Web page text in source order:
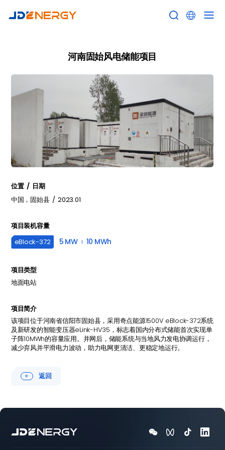
 
 返回
河南固始风电储能项目
位置 / 日期
中国，固始县 / 2023.01
项目装机容量
eBlock-372 5 MW 10 MWh
项目类型
地面电站
项目简介
该项目位于河南省信阳市固始县，采用奇点能源1500V eBlock-372系统
及新研发的智能变压器eLink-HV35，标志着国内分布式储能首次实现单
子阵10MWh的容量应用。并网后，储能系统与当地风力发电协调运行，
减少弃风并平滑电力波动，助力电网更清洁、更稳定地运行。
   